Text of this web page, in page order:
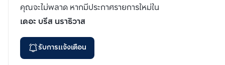
คุณจะไม่พลาด หากมีประกาศรายการใหม่ใน
เดอะ บรีส นราธิวาส
รับการแจ้งเตือน